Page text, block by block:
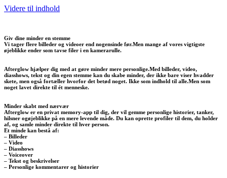
Videre til indhold
Giv dine minder en stemme
Vi tager flere billeder og videoer end nogensinde før.Men mange af vores vigtigste
øjeblikke ender som tavse filer i en kamerarulle.
Afterglow hjælper dig med at gøre minder mere personlige.Med billeder, video,
diasshows, tekst og din egen stemme kan du skabe minder, der ikke bare viser hvadder
skete, men også fortæller hvorfor det betød noget. Ikke som indhold til alle.Men som
noget lavet direkte til ét menneske.
Minder skabt med nærvær
Afterglow er en privat memory-app til dig, der vil gemme personlige historier, tanker,
hilsner ogøjeblikke på en mere levende måde. Du kan oprette profiler til dem, du holder
af, og samle minder direkte til hver person.
Et minde kan bestå af:
– Billeder
– Video
– Diasshows
– Voiceover
– Tekst og beskrivelser
– Personlige kommentarer og historier